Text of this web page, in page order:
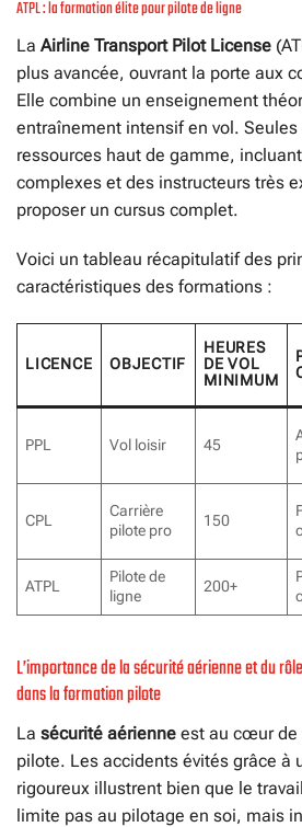
ATPL : la formation élite pour pilote de ligne
La Airline Transport Pilot License
plus avancée, ouvrant la porte aux
Elle combine un enseignement
entraînement intensif en vol.
ressources haut de gamme,
complexes et des instructeurs très
proposer un cursus complet.
Voici un tableau récapitulatif des
caractéristiques des formations :
LICENCE OBJECTIF
HEURES
DE VOL
MINIMUM
PPL Vol loisir 45
CPL
Carrière
pilote pro
150
ATPL
Pilote de
ligne
200+
L’importance de la sécurité aérienne et du
dans la formation pilote
La sécurité aérienne est au cœur de
pilote. Les accidents évités grâce à
rigoureux illustrent bien que le
limite pas au pilotage en soi, mais